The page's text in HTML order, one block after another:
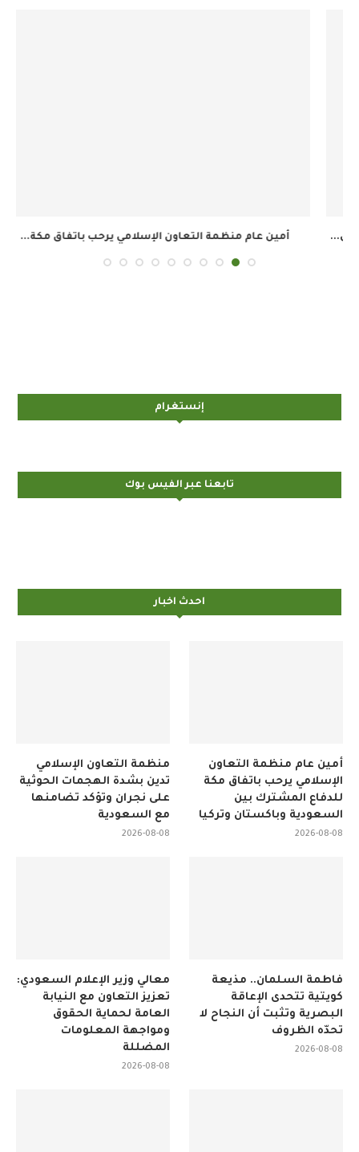
أمين عام منظمة التعاون الإسلامي يرحب باتفاق مكة...
إنستغرام
تابعنا عبر الفيس بوك
احدث اخبار
منظمة التعاون الإسلامي
تدين بشدة الهجمات الحوثية
على نجران وتؤكد تضامنها
مع السعودية
2026-08-08
أمين عام منظمة التعاون
الإسلامي يرحب باتفاق مكة
للدفاع المشترك بين
السعودية وباكستان وتركيا
2026-08-08
معالي وزير الإعلام السعودي:
تعزيز التعاون مع النيابة
العامة لحماية الحقوق
ومواجهة المعلومات
المضللة
2026-08-08
فاطمة السلمان.. مذيعة
كويتية تتحدى الإعاقة
البصرية وتثبت أن النجاح لا
تحدّه الظروف
2026-08-08